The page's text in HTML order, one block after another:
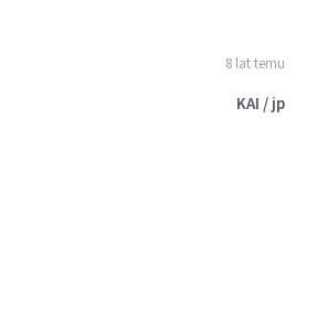
8 lat temu
KAI / jp